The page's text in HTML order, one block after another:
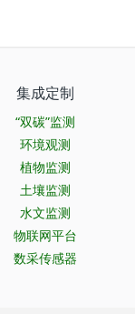
集成定制
“双碳”监测
环境观测
植物监测
土壤监测
水文监测
物联网平台
数采传感器